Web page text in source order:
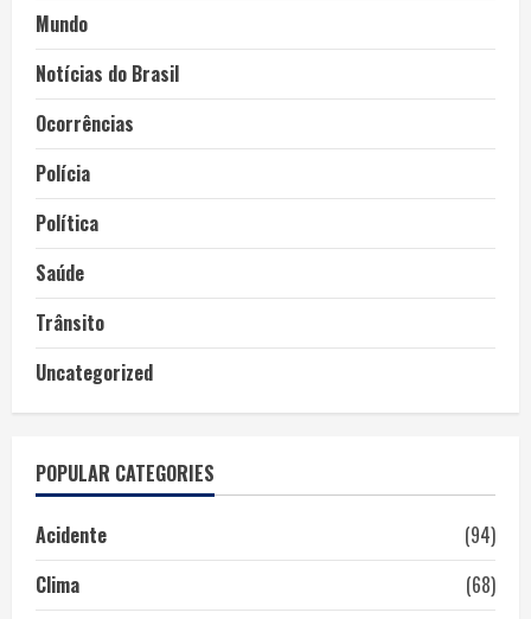
Mundo
Notícias do Brasil
Ocorrências
Polícia
Política
Saúde
Trânsito
Uncategorized
POPULAR CATEGORIES
Acidente
(94)
Clima
(68)